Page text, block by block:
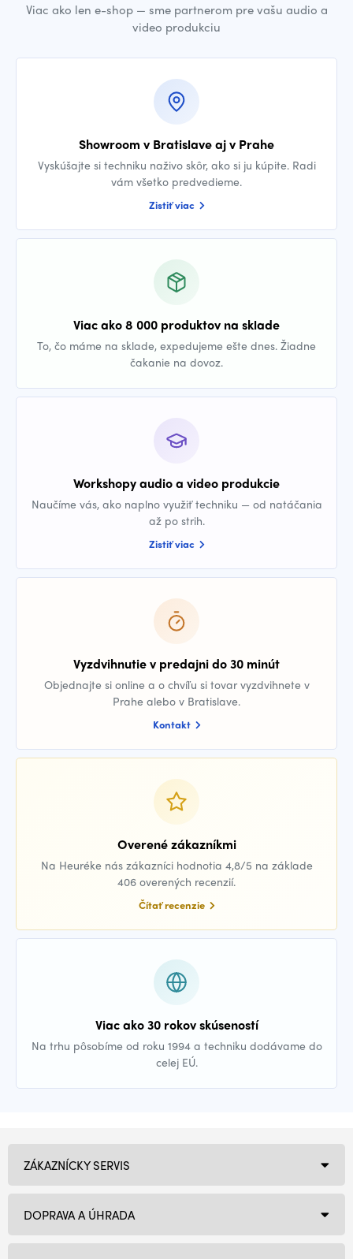
Viac ako len e-shop — sme partnerom pre vašu audio a
video produkciu
Showroom v Bratislave aj v Prahe
Vyskúšajte si techniku naživo skôr, ako si ju kúpite. Radi
vám všetko predvedieme.
Zistiť viac
Viac ako 8 000 produktov na sklade
To, čo máme na sklade, expedujeme ešte dnes. Žiadne
čakanie na dovoz.
Workshopy audio a video produkcie
Naučíme vás, ako naplno využiť techniku — od natáčania
až po strih.
Zistiť viac
Vyzdvihnutie v predajni do 30 minút
Objednajte si online a o chvíľu si tovar vyzdvihnete v
Prahe alebo v Bratislave.
Kontakt
Overené zákazníkmi
Na Heuréke nás zákazníci hodnotia 4,8/5 na základe
406 overených recenzií.
Čítať recenzie
Viac ako 30 rokov skúseností
Na trhu pôsobíme od roku 1994 a techniku dodávame do
celej EÚ.
ZÁKAZNÍCKY SERVIS
DOPRAVA A ÚHRADA